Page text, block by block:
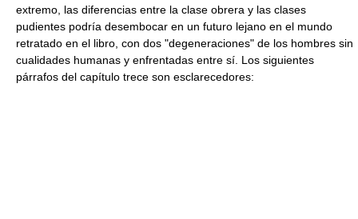
extremo, las diferencias entre la clase obrera y las clases
pudientes podría desembocar en un futuro lejano en el mundo
retratado en el libro, con dos "degeneraciones" de los hombres sin
cualidades humanas y enfrentadas entre sí. Los siguientes
párrafos del capítulo trece son esclarecedores: